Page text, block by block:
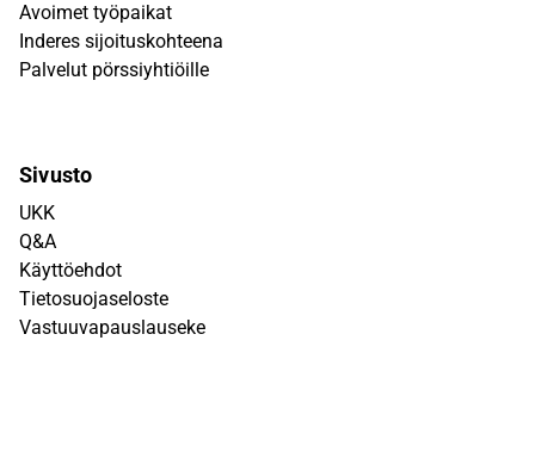
Avoimet työpaikat
Inderes sijoituskohteena
Palvelut pörssiyhtiöille
Sivusto
UKK
Q&A
Käyttöehdot
Tietosuojaseloste
Vastuuvapauslauseke